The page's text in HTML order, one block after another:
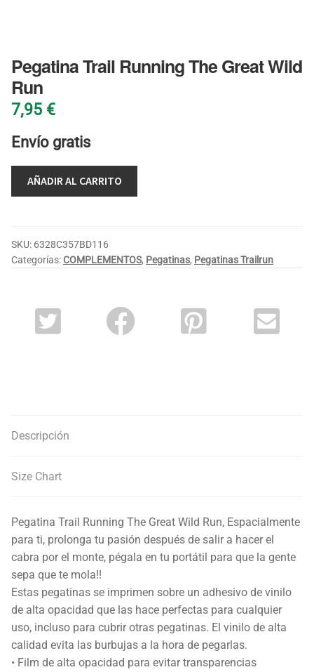
Pegatina Trail Running The Great Wild
Run
7,95 €
Envío gratis
AÑADIR AL CARRITO
SKU: 6328C357BD116
Categorías:COMPLEMENTOS, Pegatinas, Pegatinas Trailrun
Descripción
Size Chart
Pegatina Trail Running The Great Wild Run, Espacialmente
para ti, prolonga tu pasión después de salir a hacer el
cabra por el monte, pégala en tu portátil para que la gente
sepa que te mola!!
Estas pegatinas se imprimen sobre un adhesivo de vinilo
de alta opacidad que las hace perfectas para cualquier
uso, incluso para cubrir otras pegatinas. El vinilo de alta
calidad evita las burbujas a la hora de pegarlas.
• Film de alta opacidad para evitar transparencias